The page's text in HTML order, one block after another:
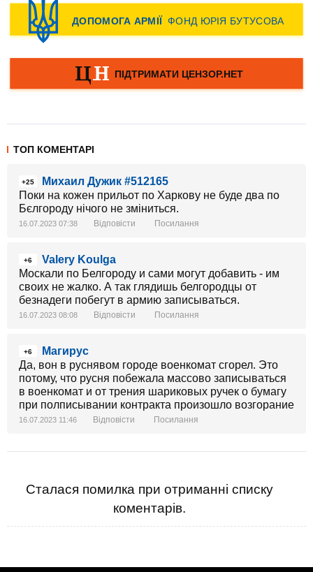
ТОП КОМЕНТАРІ
+25
Михаил Дужик #512165
Поки на кожен прильот по Харкову не буде два по
Бєлгороду нічого не зміниться.
16.07.2023 07:38 Відповісти Посилання
+6
Valery Koulga
Москали по Белгороду и сами могут добавить - им
своих не жалко. А так глядишь белгородцы от
безнадеги побегут в армию записываться.
16.07.2023 08:08 Відповісти Посилання
+6
Магирус
Да, вон в руснявом городе военкомат сгорел. Это
потому, что русня побежала массово записываться
в военкомат и от трения шариковых ручек о бумагу
при полписывании контракта произошло возгорание
16.07.2023 11:46 Відповісти Посилання
Сталася помилка при отриманні списку
коментарів.